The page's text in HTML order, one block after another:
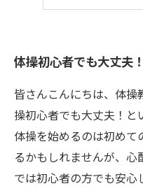
体操初心者でも大丈夫！
皆さんこんにちは、体操
操初心者でも大丈夫！と
体操を始めるのは初めて
るかもしれませんが、心
では初心者の方でも安心